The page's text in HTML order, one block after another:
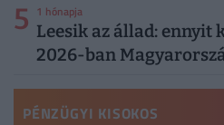
5 1 hónapja
Leesik az állad: ennyit
2026-ban
PÉNZÜGYI KISOKOS